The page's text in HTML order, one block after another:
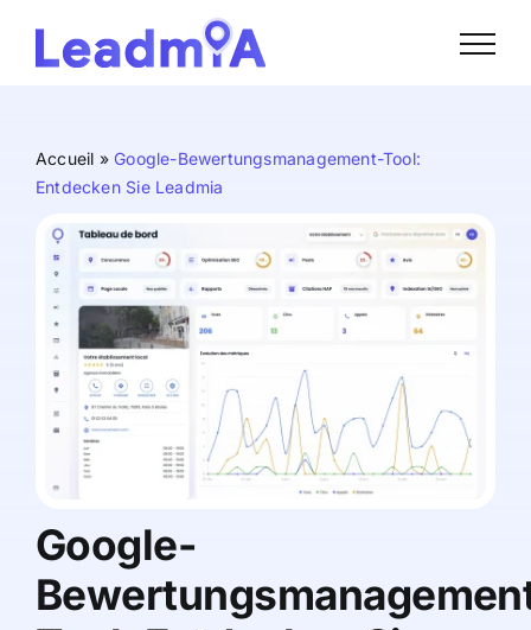
content
Accueil »Google-Bewertungsmanagement-Tool:
Entdecken Sie Leadmia
Google-